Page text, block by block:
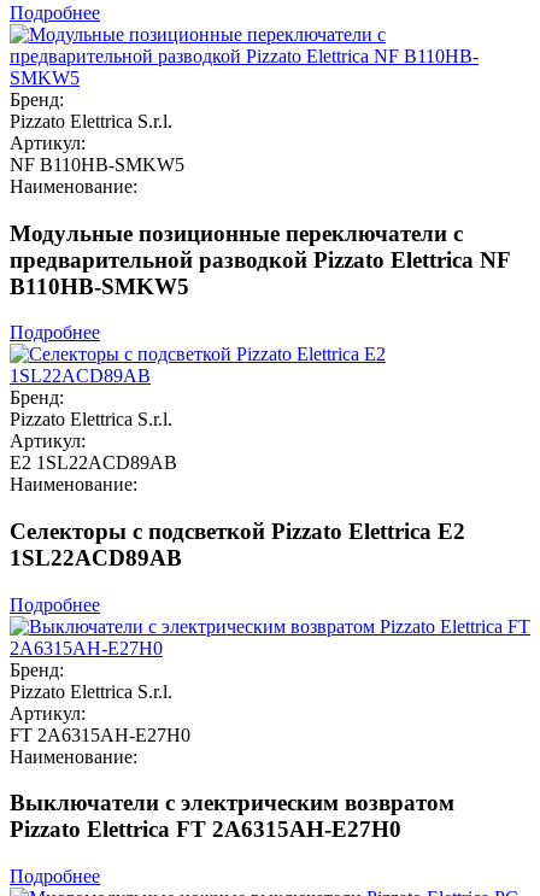
Подробнее
Бренд:
Pizzato Elettrica S.r.l.
Артикул:
NF B110HB-SMKW5
Наименование:
Модульные позиционные переключатели с
предварительной разводкой Pizzato Elettrica NF
B110HB-SMKW5
Подробнее
Бренд:
Pizzato Elettrica S.r.l.
Артикул:
E2 1SL22ACD89AB
Наименование:
Селекторы с подсветкой Pizzato Elettrica E2
1SL22ACD89AB
Подробнее
Бренд:
Pizzato Elettrica S.r.l.
Артикул:
FT 2A6315AH-E27H0
Наименование:
Выключатели с электрическим возвратом
Pizzato Elettrica FT 2A6315AH-E27H0
Подробнее